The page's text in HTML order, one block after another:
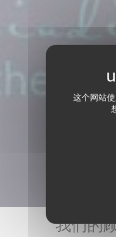
这个网站
我们的